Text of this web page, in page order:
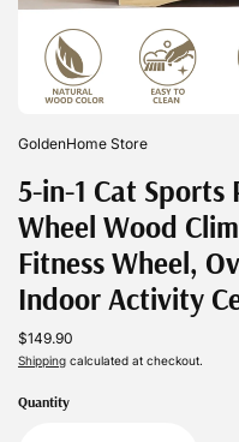
GoldenHome Store
5-in-1 Cat Sports
Wheel Wood
Fitness Wheel,
Indoor Activity
$149.90
Shipping calculated at checkout.
Quantity